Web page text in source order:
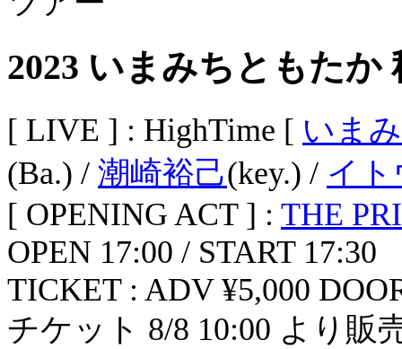
2023 いまみちともたか
[ LIVE ] : HighTime [ いま
(Ba.) / 潮崎裕己(key.) / イ
[ OPENING ACT ] : THE
OPEN 17:00 / START 17:30
TICKET : ADV ¥5,000
チケット 8/8 10:00 より